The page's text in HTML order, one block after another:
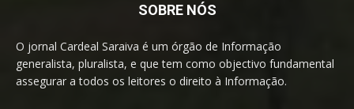
SOBRE NÓS
O jornal Cardeal Saraiva é um órgão de Informação
generalista, pluralista, e que tem como objectivo fundamental
assegurar a todos os leitores o direito à Informação.